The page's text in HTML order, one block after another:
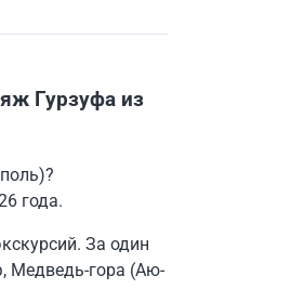
Гурзуфа из
года.
За один
Медведь-гора (Аю-